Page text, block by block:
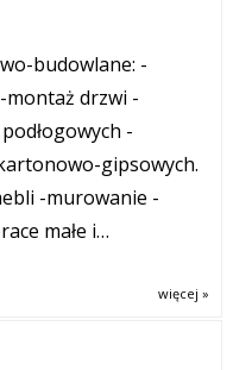
budowlane: -
drzwi -
-
gipsowych.
-murowanie -
małe i…
więcej »